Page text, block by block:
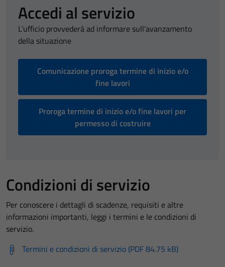
Accedi al servizio
L'ufficio provvederà ad informare sull'avanzamento
della situazione
Comunicazione proroga termine di inizio e/o
fine lavori
Proroga termine di inizio e/o fine lavori per
permesso di costruire
Condizioni di servizio
Per conoscere i dettagli di scadenze, requisiti e altre
informazioni importanti, leggi i termini e le condizioni di
servizio.
Termini e condizioni di servizio (PDF 84.75 kB)